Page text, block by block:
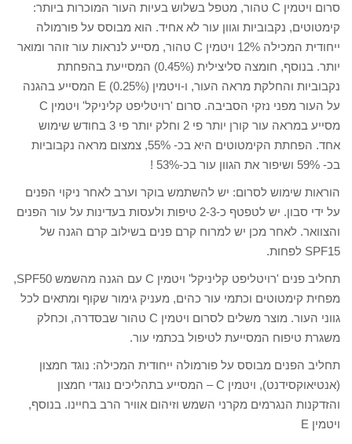
סרום ויטמין C טהור, מטפל בשלוש בעיות העור המוכרות ביותר:
קימטוטים, נקבוביות וגוון עור לא אחיד. הוא מבוסס על פורמולה
ייחודית המכילה 12% ויטמין C טהור, מסייע לנראות עור זוהר ומואר
יותר. בנוסף, חומצה סליצילית (0.45%) המסייעת בהפחתת
נקבוביות והחלקת מראה העור, ו-ויטמין E (0.25%) המסייע בהגנה
על העור מפני נזקי הסביבה. סרום 'רויטליפט קליניקל' ויטמין C
מסייע במראה עור קורן יותר פי 2 וחלק יותר פי 3 בחודש שימוש
אחד. הפחתת הקימטוטים היא בכ- 55%, צמצום מראה נקבוביות
בכ- 59% ושיפור את הגוון עור בכ-53% !
הוראות שימוש לסרום: יש להשתמש בוקר וערב לאחר ניקוי הפנים
על ידי סבון. יש לטפטף כ-2-3 טיפות ולעסות בעדינות על עור הפנים
והצוואר. לאחר מכן יש למרוח קרם פנים בשילוב קרם הגנה של
SPF15 לפחות.
תחליב פנים 'רויטליפט קליניקל' ויטמין C עם הגנה מהשמש SPF50,
מפחית קימטוטים וכתמי עור כהים, מעניק גימור שקוף ומתאים לכל
גווני העור. מוצר משלים לסרום ויטמין C טהור שבסדרה, וכחלק
משגרת טיפוח המסייעת לטיפול בכתמי עור.
תחליב הפנים מבוסס על פורמולה ייחודית המכילה: נוגד חמצון
(אנטיאוקסידנט), ויטמין C – המסייע בתהליכים נוגדי חמצון
והזדקנות הנגרמים מקרני השמש וזיהום אוויר הרב בחיינו. בנוסף,
ויטמין E